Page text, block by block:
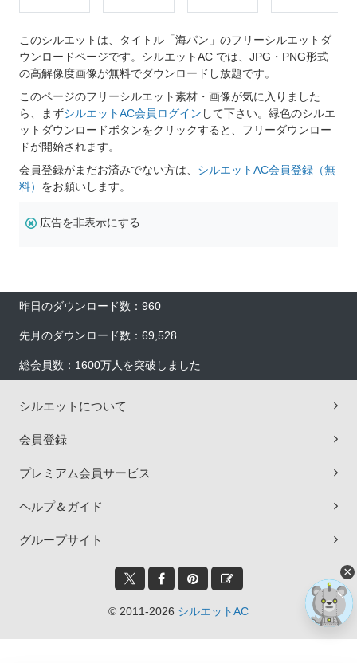
このシルエットは、タイトル「海パン」のフリーシルエットダ
ウンロードページです。シルエットAC では、JPG・PNG形式
の高解像度画像が無料でダウンロードし放題です。
このページのフリーシルエット素材・画像が気に入りました
ら、まずシルエットAC会員ログイン して下さい。緑色のシルエ
ットダウンロードボタンをクリックすると、フリーダウンロー
ドが開始されます。
会員登録がまだお済みでない方は、 シルエットAC会員登録（無
料） をお願いします。
広告を非表示にする
昨日のダウンロード数：960
先月のダウンロード数：69,528
総会員数：1600万人を突破しました
シルエットについて
会員登録
プレミアム会員サービス
ヘルプ＆ガイド
グループサイト
© 2011-2026 シルエットAC
×